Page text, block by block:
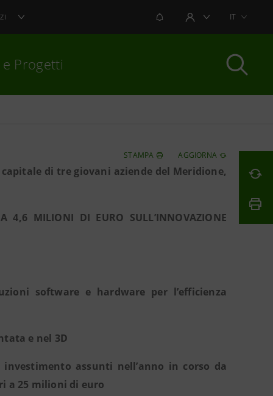
NOTIFICHEAREA UTENTEIT
e Progetti
STAMPA AGGIORNA
di tre giovani aziende del Meridione,
4,6 MILIONI DI EURO SULL’INNOVAZIONE
software e hardware per l’efficienza
e nel 3D
assunti nell’anno in corso da
a 25 milioni di euro